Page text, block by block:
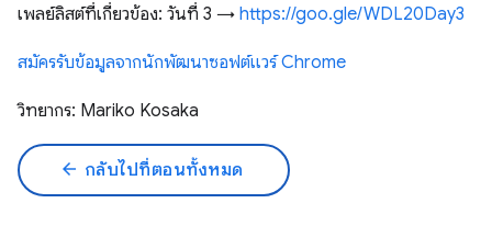
เพลย์ลิสต์ที่เกี่ยวข้อง: วันที่ 3 → https://goo.gle/WDL20Day3
สมัครรับข้อมูลจากนักพัฒนาซอฟต์แวร์ Chrome
วิทยากร: Mariko Kosaka
arrow_back กลับไปที่ตอนทั้งหมด